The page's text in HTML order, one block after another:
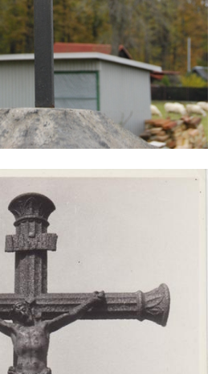
Chřibské
283 ve Chřibské
v Hrobčicích
do Mirošovic
Dobříni
392 na rohu ulic Na
v Roudnici nad
východně od Chouče